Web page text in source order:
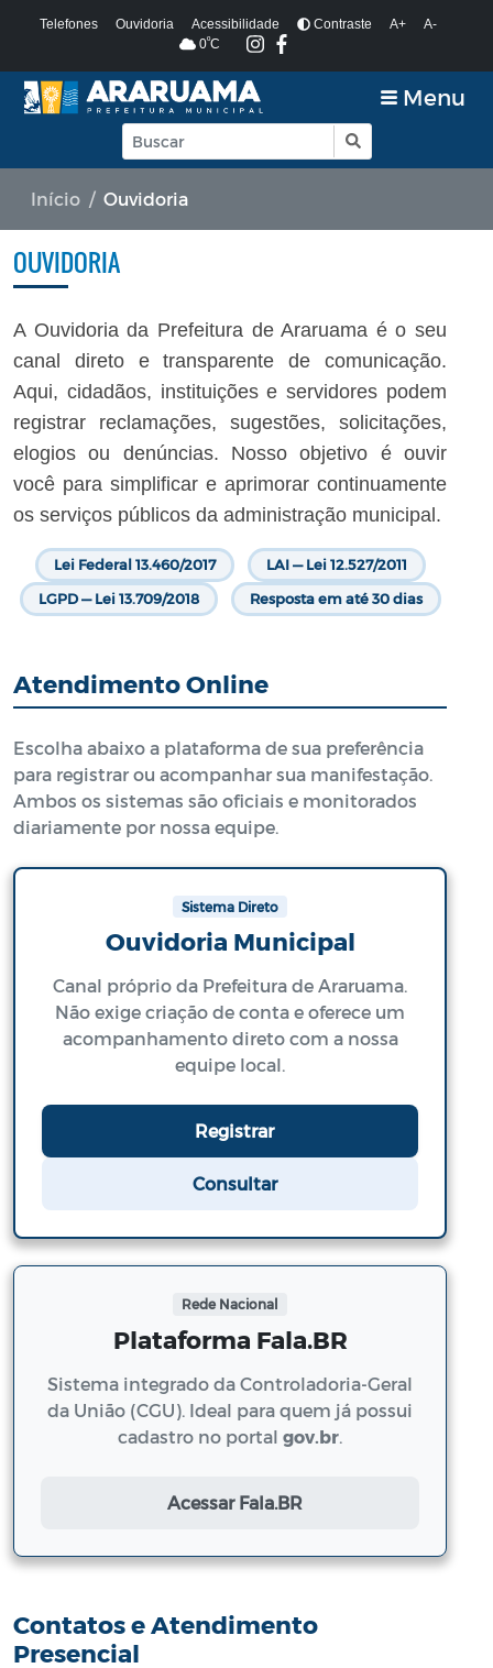
Telefones Ouvidoria Acessibilidade Contraste A+
A-
0ºC
Menu
Início Ouvidoria
OUVIDORIA
A Ouvidoria da Prefeitura de Araruama é o seu
canal direto e transparente de comunicação.
Aqui, cidadãos, instituições e servidores podem
registrar reclamações, sugestões, solicitações,
elogios ou denúncias. Nosso objetivo é ouvir
você para simplificar e aprimorar continuamente
os serviços públicos da administração municipal.
Lei Federal 13.460/2017
LAI — Lei 12.527/2011
LGPD — Lei 13.709/2018
Resposta em até 30 dias
Atendimento Online
Escolha abaixo a plataforma de sua preferência
para registrar ou acompanhar sua manifestação.
Ambos os sistemas são oficiais e monitorados
diariamente por nossa equipe.
Sistema Direto
Ouvidoria Municipal
Canal próprio da Prefeitura de Araruama.
Não exige criação de conta e oferece um
acompanhamento direto com a nossa
equipe local.
Registrar
Consultar
Rede Nacional
Plataforma Fala.BR
Sistema integrado da Controladoria-Geral
da União (CGU). Ideal para quem já possui
cadastro no portal gov.br
Acessar Fala.BR
Contatos e Atendimento
Presencial